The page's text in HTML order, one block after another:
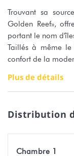
Trouvant sa
Golden Reef»,
portant le nom
Taillés à même le
confort de la
La chambre
Il est possible
Plus de détails
Distribution
Chambre 1